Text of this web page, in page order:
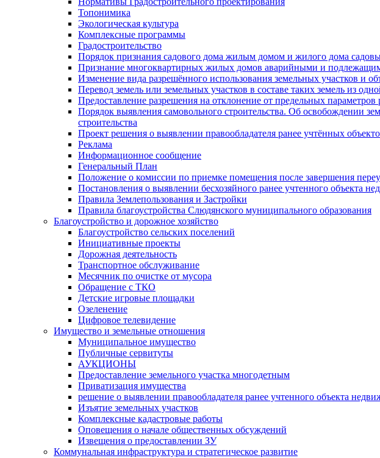
Топонимика
Экологическая культура
Комплексные программы
Градостроительство
Порядок признания садового дома жилым домом и жилого дома
Признание многоквартирных жилых домов аварийными и
Изменение вида разрешённого использования земельных участков и
Перевод земель или земельных участков в составе таких земель из
Предоставление разрешения на отклонение от предельных параметров
Порядок выявления самовольного строительства. Об освобождении
строительства
Проект решения о выявлении правообладателя ранее учтённых
Реклама
Информационное сообщение
Генеральный План
Положение о комиссии по приемке помещения после завершения
Постановления о выявлении бесхозяйного ранее учтенного объекта
Правила Землепользования и Застройки
Правила благоустройства Слюдянского муниципального образования
Благоустройство и дорожное хозяйство
Благоустройство сельских поселений
Инициативные проекты
Дорожная деятельность
Транспортное обслуживание
Месячник по очистке от мусора
Обращение с ТКО
Детские игровые площадки
Озеленение
Цифровое телевидение
Имущество и земельные отношения
Муниципальное имущество
Публичные сервитуты
АУКЦИОНЫ
Предоставление земельного участка многодетным
Приватизация имущества
решение о выявлении правообладателя ранее учтенного объекта
Изъятие земельных участков
Комплексные кадастровые работы
Оповещения о начале общественных обсуждений
Извещения о предоставлении ЗУ
Коммунальная инфраструктура и стратегическое развитие